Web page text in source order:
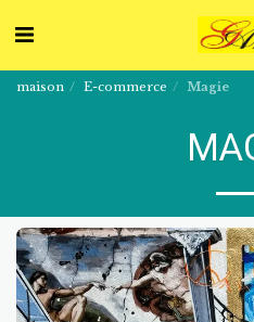
maison E-commerce Magie